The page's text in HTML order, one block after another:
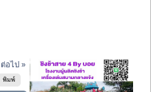
ต่อไป »
พิมพ์